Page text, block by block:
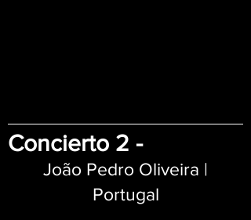
Concierto 2 -
João Pedro Oliveira |
Portugal